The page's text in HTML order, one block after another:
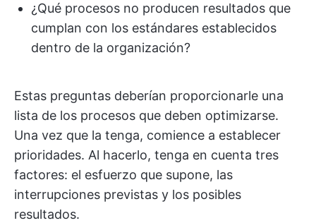
¿Qué procesos no producen resultados que
cumplan con los estándares establecidos
dentro de la organización?
Estas preguntas deberían proporcionarle una
lista de los procesos que deben optimizarse.
Una vez que la tenga, comience a establecer
prioridades. Al hacerlo, tenga en cuenta tres
factores: el esfuerzo que supone, las
interrupciones previstas y los posibles
resultados.